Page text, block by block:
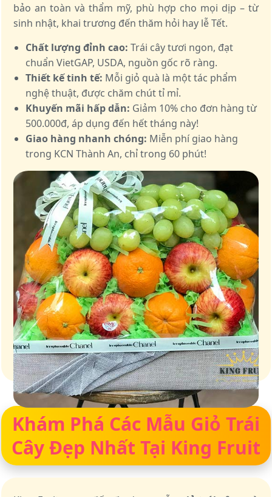
bảo an toàn và thẩm mỹ, phù hợp cho mọi dịp – từ
sinh nhật, khai trương đến thăm hỏi hay lễ Tết.
Chất lượng đỉnh cao: Trái cây tươi ngon, đạt
chuẩn VietGAP, USDA, nguồn gốc rõ ràng.
Thiết kế tinh tế: Mỗi giỏ quà là một tác phẩm
nghệ thuật, được chăm chút tỉ mỉ.
Khuyến mãi hấp dẫn: Giảm 10% cho đơn hàng từ
500.000đ, áp dụng đến hết tháng này!
Giao hàng nhanh chóng: Miễn phí giao hàng
trong KCN Thành An, chỉ trong 60 phút!
Giỏ quà – Tinh hoa từ trái cây tươi ngon
Khám Phá Các Mẫu Giỏ Trái
Cây Đẹp Nhất Tại King Fruit